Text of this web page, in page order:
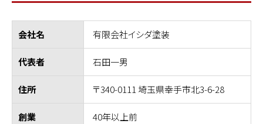
会社名 有限会社イシダ塗装
代表者 石田一男
住所 〒340-0111 埼玉県幸手市北3-6-28
創業 40年以上前